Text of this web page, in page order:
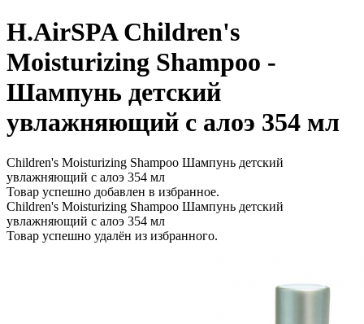
H.AirSPA Children's
Moisturizing Shampoo -
Шампунь детский
увлажняющий с алоэ 354 мл
Children's Moisturizing Shampoo Шампунь детский
увлажняющий с алоэ 354 мл
Товар успешно добавлен в избранное.
Children's Moisturizing Shampoo Шампунь детский
увлажняющий с алоэ 354 мл
Товар успешно удалён из избранного.